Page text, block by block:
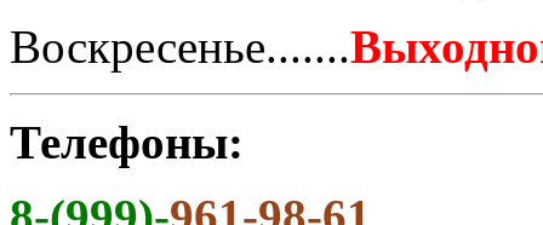
Воскресенье.......
Телефоны: